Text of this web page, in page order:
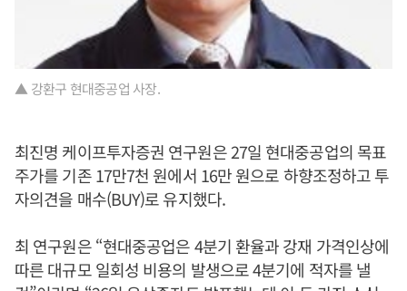
▲ 강환구 현대중공업 사장.
최진명 케이프투자증권 연구원은 27일 현대중공업의 목표
주가를 기존 17만7천 원에서 16만 원으로 하향조정하고 투
자의견을 매수(BUY)로 유지했다.
최 연구원은 “현대중공업은 4분기 환율과 강재 가격인상에
따른 대규모 일회성 비용의 발생으로 4분기에 적자를 낼